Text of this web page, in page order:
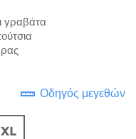
γραβάτα
Οδηγός μεγεθών
XL